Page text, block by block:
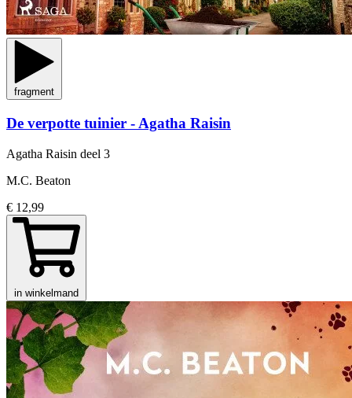
fragment
De verpotte tuinier - Agatha Raisin
Agatha Raisin deel 3
M.C. Beaton
€ 12,99
in winkelmand